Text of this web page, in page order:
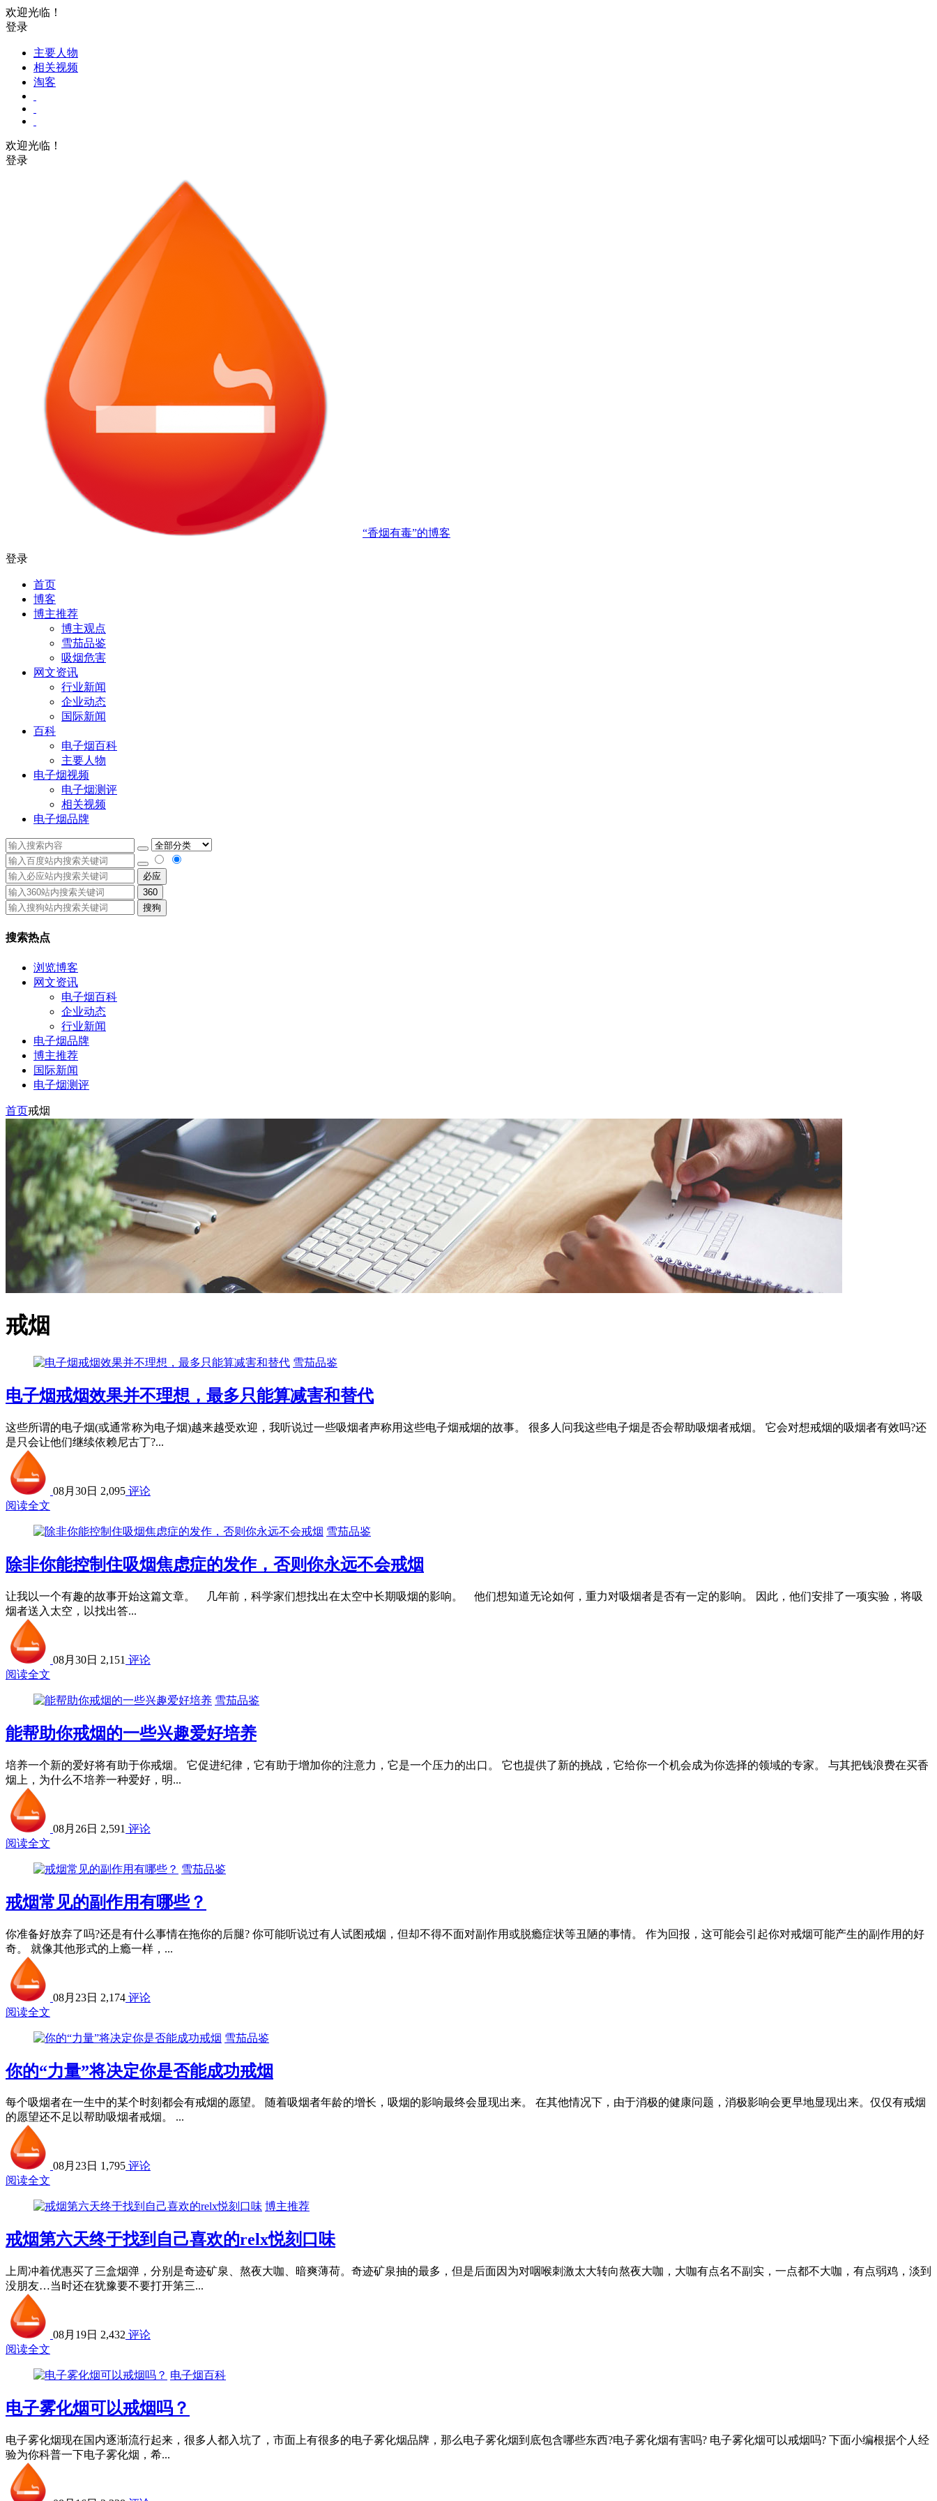
欢迎光临！
登录
主要人物
相关视频
淘客
欢迎光临！
登录
“香烟有毒”的博客
登录
首页
博客
博主推荐
博主观点
雪茄品鉴
吸烟危害
网文资讯
行业新闻
企业动态
国际新闻
百科
电子烟百科
主要人物
电子烟视频
电子烟测评
相关视频
电子烟品牌
必应
360
搜狗
搜索热点
浏览博客
网文资讯
电子烟百科
企业动态
行业新闻
电子烟品牌
博主推荐
国际新闻
电子烟测评
首页戒烟
戒烟
雪茄品鉴
电子烟戒烟效果并不理想，最多只能算减害和替代
这些所谓的电子烟(或通常称为电子烟)越来越受欢迎，我听说过一些吸烟者声称用这些电子烟戒烟的故事。 很多人问我这些电子烟是否会帮助吸烟者戒烟。 它会对想戒烟的吸烟者有效吗?还
是只会让他们继续依赖尼古丁?...
08月30日 2,095 评论
阅读全文
雪茄品鉴
除非你能控制住吸烟焦虑症的发作，否则你永远不会戒烟
让我以一个有趣的故事开始这篇文章。 几年前，科学家们想找出在太空中长期吸烟的影响。 他们想知道无论如何，重力对吸烟者是否有一定的影响。 因此，他们安排了一项实验，将吸
烟者送入太空，以找出答...
08月30日 2,151 评论
阅读全文
雪茄品鉴
能帮助你戒烟的一些兴趣爱好培养
培养一个新的爱好将有助于你戒烟。 它促进纪律，它有助于增加你的注意力，它是一个压力的出口。 它也提供了新的挑战，它给你一个机会成为你选择的领域的专家。 与其把钱浪费在买香
烟上，为什么不培养一种爱好，明...
08月26日 2,591 评论
阅读全文
雪茄品鉴
戒烟常见的副作用有哪些？
你准备好放弃了吗?还是有什么事情在拖你的后腿? 你可能听说过有人试图戒烟，但却不得不面对副作用或脱瘾症状等丑陋的事情。 作为回报，这可能会引起你对戒烟可能产生的副作用的好
奇。 就像其他形式的上瘾一样，...
08月23日 2,174 评论
阅读全文
雪茄品鉴
你的“力量”将决定你是否能成功戒烟
每个吸烟者在一生中的某个时刻都会有戒烟的愿望。 随着吸烟者年龄的增长，吸烟的影响最终会显现出来。 在其他情况下，由于消极的健康问题，消极影响会更早地显现出来。仅仅有戒烟
的愿望还不足以帮助吸烟者戒烟。 ...
08月23日 1,795 评论
阅读全文
博主推荐
戒烟第六天终于找到自己喜欢的relx悦刻口味
上周冲着优惠买了三盒烟弹，分别是奇迹矿泉、熬夜大咖、暗爽薄荷。奇迹矿泉抽的最多，但是后面因为对咽喉刺激太大转向熬夜大咖，大咖有点名不副实，一点都不大咖，有点弱鸡，淡到
没朋友…当时还在犹豫要不要打开第三...
08月19日 2,432 评论
阅读全文
电子烟百科
电子雾化烟可以戒烟吗？
电子雾化烟现在国内逐渐流行起来，很多人都入坑了，市面上有很多的电子雾化烟品牌，那么电子雾化烟到底包含哪些东西?电子雾化烟有害吗? 电子雾化烟可以戒烟吗? 下面小编根据个人经
验为你科普一下电子雾化烟，希...